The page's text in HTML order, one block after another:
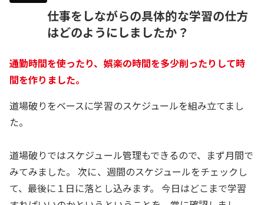
仕事をしながらの具体的な学習の仕方
はどのようにしましたか？
通勤時間を使ったり、娯楽の時間を多少削ったりして時
間を作りました。
道場破りをベースに学習のスケジュールを組み立てまし
た。
道場破りではスケジュール管理もできるので、まず月間で
みてみました。 次に、週間のスケジュールをチェックし
て、最後に１日に落とし込みます。 今日はどこまで学習